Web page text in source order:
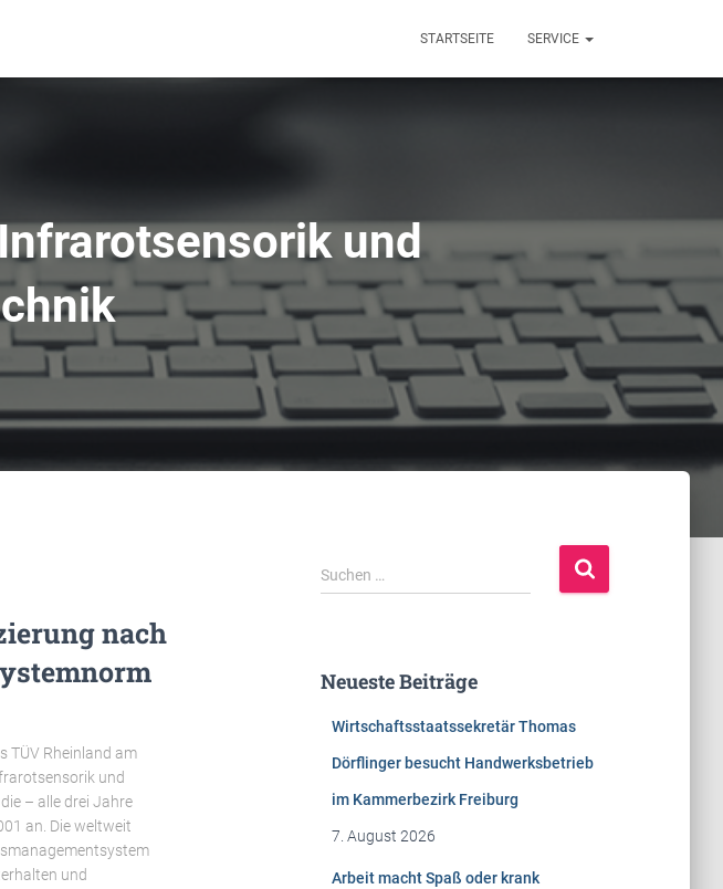
STARTSEITE SERVICE
und
nach
TÜV Rheinland am
und
– alle drei Jahre
an. Die weltweit
und
S
u
n
Suchen …
Neueste Beiträge
Wirtschaftsstaatssekretär Thomas
Dörflinger besucht Handwerksbetrieb
im Kammerbezirk Freiburg
7. August 2026
Arbeit macht Spaß oder krank